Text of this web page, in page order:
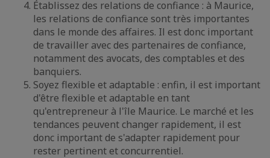
Établissez des relations de confiance : à Maurice,
les relations de confiance sont très importantes
dans le monde des affaires. Il est donc important
de travailler avec des partenaires de confiance,
notamment des avocats, des comptables et des
banquiers.
Soyez flexible et adaptable : enfin, il est important
d'être flexible et adaptable en tant
qu'entrepreneur à l'île Maurice. Le marché et les
tendances peuvent changer rapidement, il est
donc important de s'adapter rapidement pour
rester pertinent et concurrentiel.